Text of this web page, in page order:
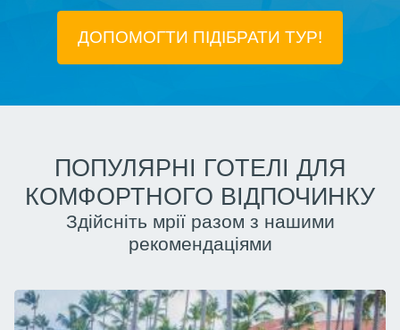
ДОПОМОГТИ ПІДIБРАТИ ТУР!
ПОПУЛЯРНІ ГОТЕЛІ ДЛЯ
КОМФОРТНОГО ВІДПОЧИНКУ
Здійсніть мрії разом з нашими
рекомендаціями